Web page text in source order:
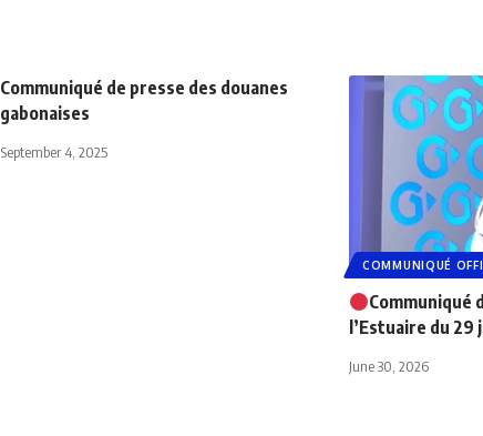
Communiqué de presse des douanes
gabonaises
September 4, 2025
COMMUNIQUÉ
Communiqué
l’Estuaire du 29
June 30, 2026